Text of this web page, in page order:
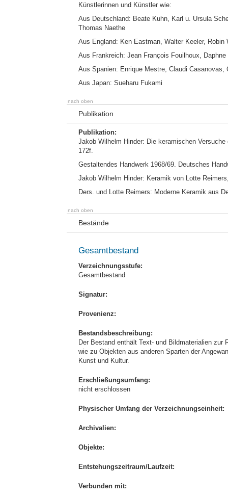
Künstlerinnen und Künstler wie:
Aus Deutschland: Beate Kuhn, Karl u. Ursula
Thomas Naethe
Aus England: Ken Eastman, Walter Keeler, Robin
Aus Frankreich: Jean François Fouilhoux,
Aus Spanien: Enrique Mestre, Claudi Casanovas,
Aus Japan: Sueharu Fukami
nach oben
Publikation
Publikation:
Jakob Wilhelm Hinder: Die keramischen
172f.
Gestaltendes Handwerk 1968/69. Deutsches
Jakob Wilhelm Hinder: Keramik von Lotte
Ders. und Lotte Reimers: Moderne Keramik aus
nach oben
Bestände
Gesamtbestand
Verzeichnungsstufe:
Gesamtbestand
Signatur:
Provenienz:
Bestandsbeschreibung:
Der Bestand enthält Text- und Bildmaterialien
wie zu Objekten aus anderen Sparten der
Kunst und Kultur.
Erschließungsumfang:
nicht erschlossen
Physischer Umfang der Verzeichnungseinheit:
Archivalien:
Objekte:
Entstehungszeitraum/Laufzeit:
Verbunden mit: